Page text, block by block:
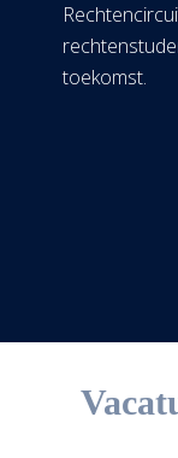
toekomst.